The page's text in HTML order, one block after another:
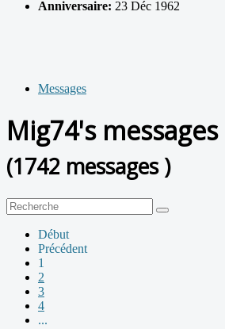
Anniversaire: 23 Déc 1962
Messages
Mig74's
(1742 messages )
Début
Précédent
1
2
3
4
...